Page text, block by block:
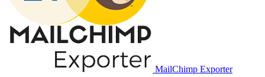
MailChimp Exporter